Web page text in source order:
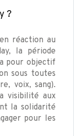
?
réaction au
la période
pour objectif
sous toutes
voix, sang).
visibilité aux
la solidarité
pour les